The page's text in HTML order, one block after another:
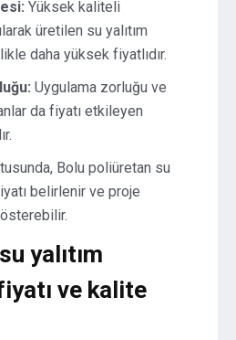
Yüksek kaliteli
üretilen su yalıtım
daha yüksek fiyatlıdır.
Uygulama zorluğu ve
da fiyatı etkileyen
Bolu poliüretan su
belirlenir ve proje
yalıtım
ve kalite